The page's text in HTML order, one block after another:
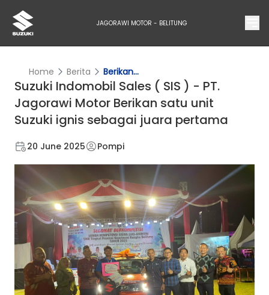
JAGORAWI MOTOR - BELITUNG
Home Berita Berikan...
Suzuki Indomobil Sales ( SIS ) - PT.
Jagorawi Motor Berikan satu unit
Suzuki ignis sebagai juara pertama
20 June 2025 Pompi